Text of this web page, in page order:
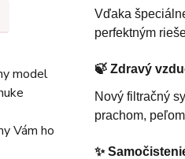
model
Vám ho
Vďaka
perfektným
🍃 Zdravý
Nový filtračný
prachom,
✨